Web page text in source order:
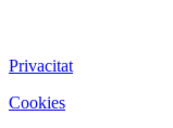
Privacitat
Cookies